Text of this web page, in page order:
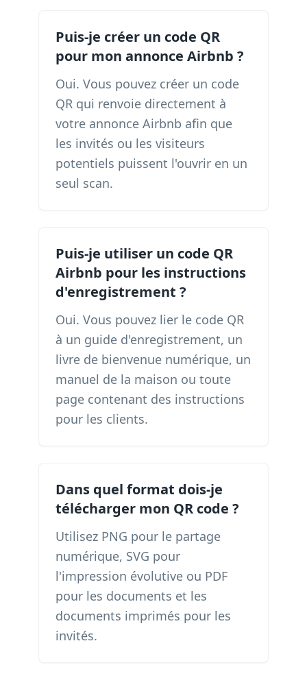
Puis-je créer un code QR
pour mon annonce Airbnb ?
Oui. Vous pouvez créer un code
QR qui renvoie directement à
votre annonce Airbnb afin que
les invités ou les visiteurs
potentiels puissent l'ouvrir en un
seul scan.
Puis-je utiliser un code QR
Airbnb pour les instructions
d'enregistrement ?
Oui. Vous pouvez lier le code QR
à un guide d'enregistrement, un
livre de bienvenue numérique, un
manuel de la maison ou toute
page contenant des instructions
pour les clients.
Dans quel format dois-je
télécharger mon QR code ?
Utilisez PNG pour le partage
numérique, SVG pour
l'impression évolutive ou PDF
pour les documents et les
documents imprimés pour les
invités.